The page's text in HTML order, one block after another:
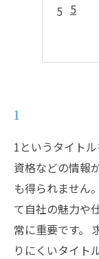
5
1
1というタイト
資格などの情報
も得られません
て自社の魅力や
常に重要です。
りにくいタイト